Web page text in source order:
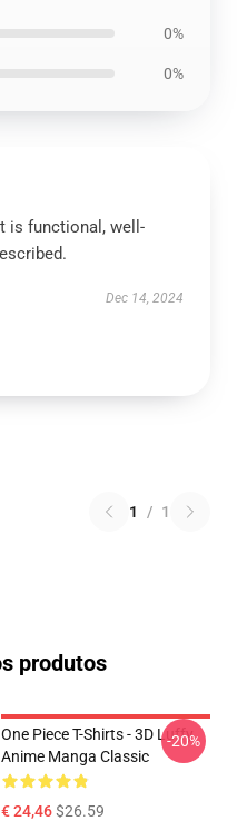
0%
0%
is functional, well-
Dec 14, 2024
1 / 1
produtos
One Piece T-Shirts - 3D Luffy
Anime Manga Classic
€ 24,46$26.59
-20%